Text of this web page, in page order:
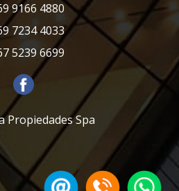
9166 4880
7234 4033
5239 6699
Propiedades Spa